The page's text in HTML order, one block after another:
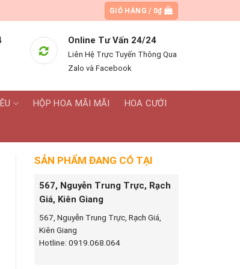
GIỎ HÀNG / 0₫
Online Tư Vấn 24/24
Liên Hệ Trực Tuyến Thông Qua
Zalo và Facebook
HỘP HOA MÃI MÃI HOA CƯỚI
SẢN PHẨM ĐANG CÓ TẠI
567, Nguyễn Trung Trực, Rạch
Giá, Kiên Giang
567, Nguyễn Trung Trực, Rạch Giá,
Kiên Giang
Hotline: 0919.068.064
số lượng